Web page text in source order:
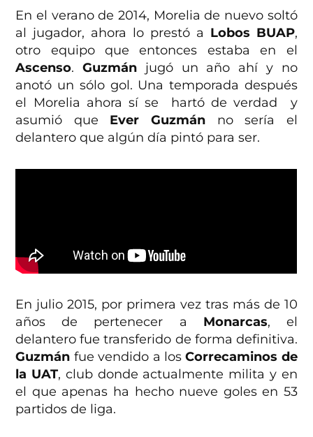
En el verano de 2014, Morelia de nuevo soltó
al jugador, ahora lo prestó a Lobos BUAP,
otro equipo que entonces estaba en el
Ascenso.Guzmán jugó un año ahí y no
anotó un sólo gol. Una temporada después
el Morelia ahora sí se hartó de verdad y
asumió que Ever Guzmán no sería el
delantero que algún día pintó para ser.
En julio 2015, por primera vez tras más de 10
años de pertenecer a Monarcas, el
delantero fue transferido de forma definitiva.
Guzmán fue vendido a losCorrecaminos de
la UAT, club donde actualmente milita y en
el que apenas ha hecho nueve goles en 53
partidos de liga.